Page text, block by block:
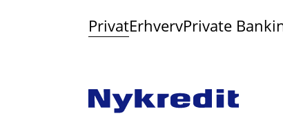
PrivatErhvervPrivate